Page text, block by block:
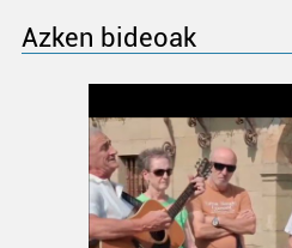
Azken bideoak